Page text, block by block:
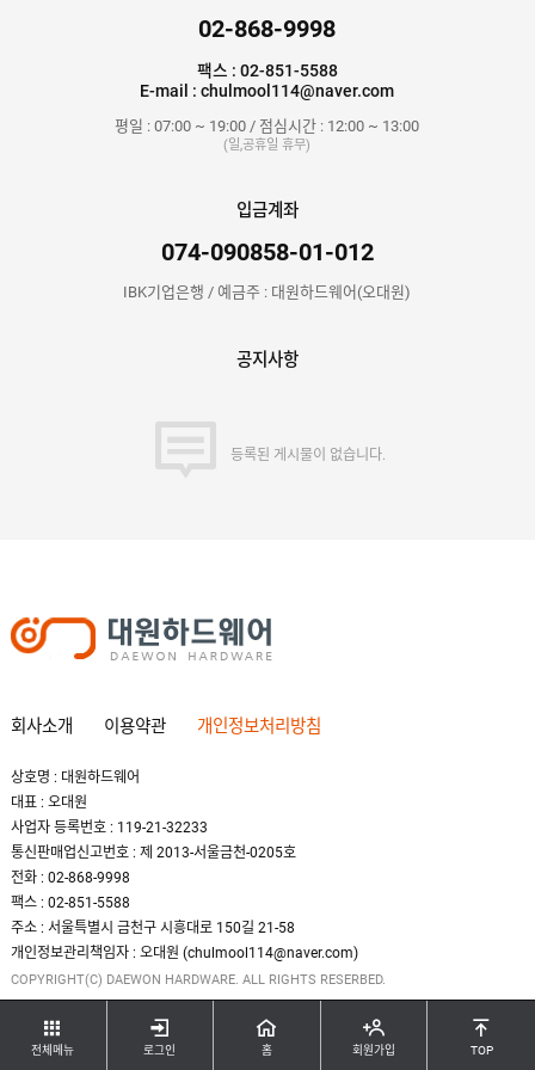
전체메뉴 로그인 홈 회원가입 TOP
02-868-9998
팩스 : 02-851-5588
E-mail : chulmool114@naver.com
평일 : 07:00 ~ 19:00 / 점심시간 : 12:00 ~ 13:00
(일,공휴일 휴무)
입금계좌
074-090858-01-012
IBK기업은행 / 예금주 : 대원하드웨어(오대원)
공지사항
등록된 게시물이 없습니다.
회사소개 이용약관 개인정보처리방침
상호명 : 대원하드웨어
대표 : 오대원
사업자 등록번호 : 119-21-32233
통신판매업신고번호 : 제 2013-서울금천-0205호
전화 : 02-868-9998
팩스 : 02-851-5588
주소 : 서울특별시 금천구 시흥대로 150길 21-58
개인정보관리책임자 : 오대원 (chulmool114@naver.com)
COPYRIGHT(C) DAEWON HARDWARE. ALL RIGHTS RESERBED.